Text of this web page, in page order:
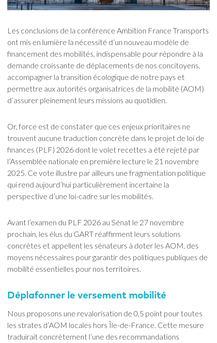
Les conclusions de la conférence Ambition France Transports
ont mis en lumière la nécessité d’un nouveau modèle de
financement des mobilités, indispensable pour répondre à la
demande croissante de déplacements de nos concitoyens,
accompagner la transition écologique de notre pays et
permettre aux autorités organisatrices de la mobilité (AOM)
d’assurer pleinement leurs missions au quotidien.
Or, force est de constater que ces enjeux prioritaires ne
trouvent aucune traduction concrète dans le projet de loi de
finances (PLF) 2026 dont le volet recettes a été rejeté par
l’Assemblée nationale en première lecture le 21 novembre
2025. Ce vote illustre par ailleurs une fragmentation politique
qui rend aujourd’hui particulièrement incertaine la
perspective d’une loi-cadre sur les mobilités.
Avant l’examen du PLF 2026 au Sénat le 27 novembre
prochain, les élus du GART réaffirment leurs solutions
concrètes et appellent les sénateurs à doter les AOM, des
moyens nécessaires pour garantir des politiques publiques de
mobilité essentielles pour nos territoires.
Déplafonner le versement mobilité
Nous proposons une revalorisation de 0,5 point pour toutes
les strates d’AOM locales hors Île-de-France. Cette mesure
traduirait concrètement l’une des recommandations